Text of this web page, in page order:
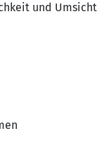
und Umsicht